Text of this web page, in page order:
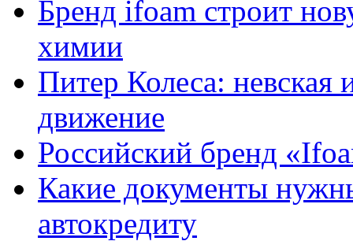
Бренд ifoam строит
химии
Питер Колеса: невская
движение
Российский бренд
Какие документы
автокредиту